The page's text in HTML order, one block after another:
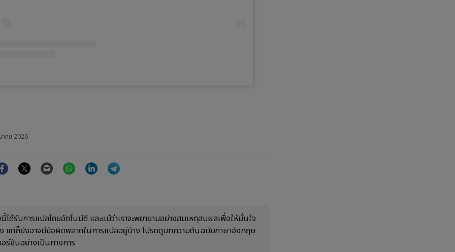
าคม 2026
FacebookTwitter Email WhatsAppLinkedIn
ได้รับการแปลโดยอัตโนมัติ และแม้ว่าเราจะพยายามอย่างสมเหตุสมผลเพื่อให้มั่นใจ
แต่ก็ยังอาจมีข้อผิดพลาดในการแปลอยู่บ้าง โปรดดูบทความต้นฉบับภาษาอังกฤษ
อร์ชันอย่างเป็นทางการ